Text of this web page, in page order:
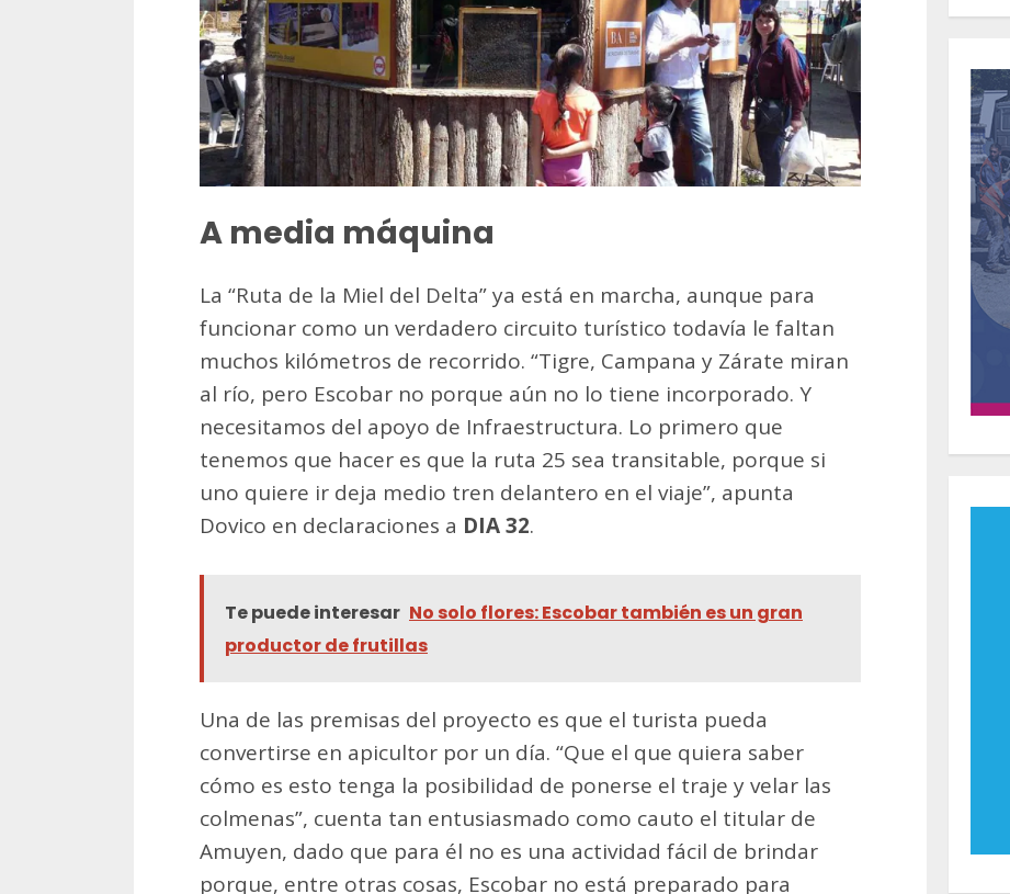
A media máquina
La “Ruta de la Miel del Delta” ya está en marcha, aunque para
funcionar como un verdadero circuito turístico todavía le faltan
muchos kilómetros de recorrido. “Tigre, Campana y Zárate miran
al río, pero Escobar no porque aún no lo tiene incorporado. Y
necesitamos del apoyo de Infraestructura. Lo primero que
tenemos que hacer es que la ruta 25 sea transitable, porque si
uno quiere ir deja medio tren delantero en el viaje”, apunta
Dovico en declaraciones a DIA 32.
Te puede interesar No solo flores: Escobar también es un gran
productor de frutillas
Una de las premisas del proyecto es que el turista pueda
convertirse en apicultor por un día. “Que el que quiera saber
cómo es esto tenga la posibilidad de ponerse el traje y velar las
colmenas”, cuenta tan entusiasmado como cauto el titular de
Amuyen, dado que para él no es una actividad fácil de brindar
porque, entre otras cosas, Escobar no está preparado para